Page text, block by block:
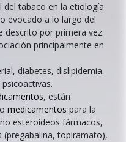
del tabaco en la etiología
evocado a lo largo del
descrito por primera vez
principalmente en
diabetes, dislipidemia.
, están
medicamentos para la
esteroideos fármacos,
topiramato),